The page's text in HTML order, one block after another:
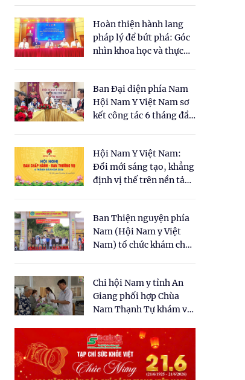
Hoàn thiện hành lang
pháp lý để bứt phá: Góc
nhìn khoa học và thực
cho Luật Y dược cổ
truyền Việt Nam"
Ban Đại diện phía Nam
Hội Nam Y Việt Nam sơ
kết công tác 6 tháng đầu
Hội Nam Y Việt Nam:
Đổi mới sáng tạo, khẳng
định vị thế trên nền tảng
Ban Thiện nguyện phía
Nam (Hội Nam y Việt
Nam) tổ chức khám chữa
dân tại xã Tân Tập
Chi hội Nam y tỉnh An
Giang phối hợp Chùa
Nam Thạnh Tự khám và
nhân dân